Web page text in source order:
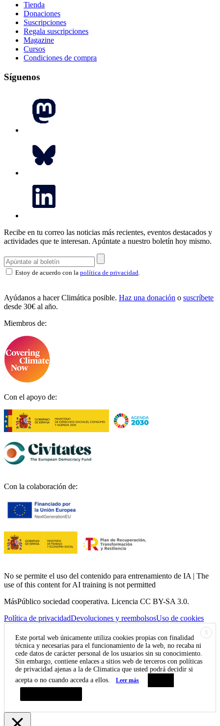
Tienda
Donaciones
Suscripciones
Regala suscripciones
Magazine
Cursos
Condiciones de compra
Síguenos
Recibe en tu correo las noticias más recientes, eventos destacados y
actividades que te interesan. Apúntate a nuestro boletín hoy mismo.
Estoy de acuerdo con la política de privacidad
Ayúdanos a hacer Climática posible. Haz una donación o suscríbete
desde 30€ al año.
Miembros de:
Con el apoyo de:
Con la colaboración de:
No se permite el uso del contenido para entrenamiento de IA | The
use of this content for AI training is not permitted
MásPúblico sociedad cooperativa. Licencia CC BY-SA 3.0.
Política de privacidadDevoluciones y reembolsosUso de cookies
X
Este portal web únicamente utiliza cookies propias con finalidad
técnica y necesarias para el funcionamiento de la web, no recaba ni
cede datos de carácter personal de los usuarios sin su conocimiento.
Sin embargo, contiene enlaces a sitios web de terceros con políticas
de privacidad ajenas a la de Climatica que usted podrá decidir si
acepta o no cuando acceda a ellos.
Leer más